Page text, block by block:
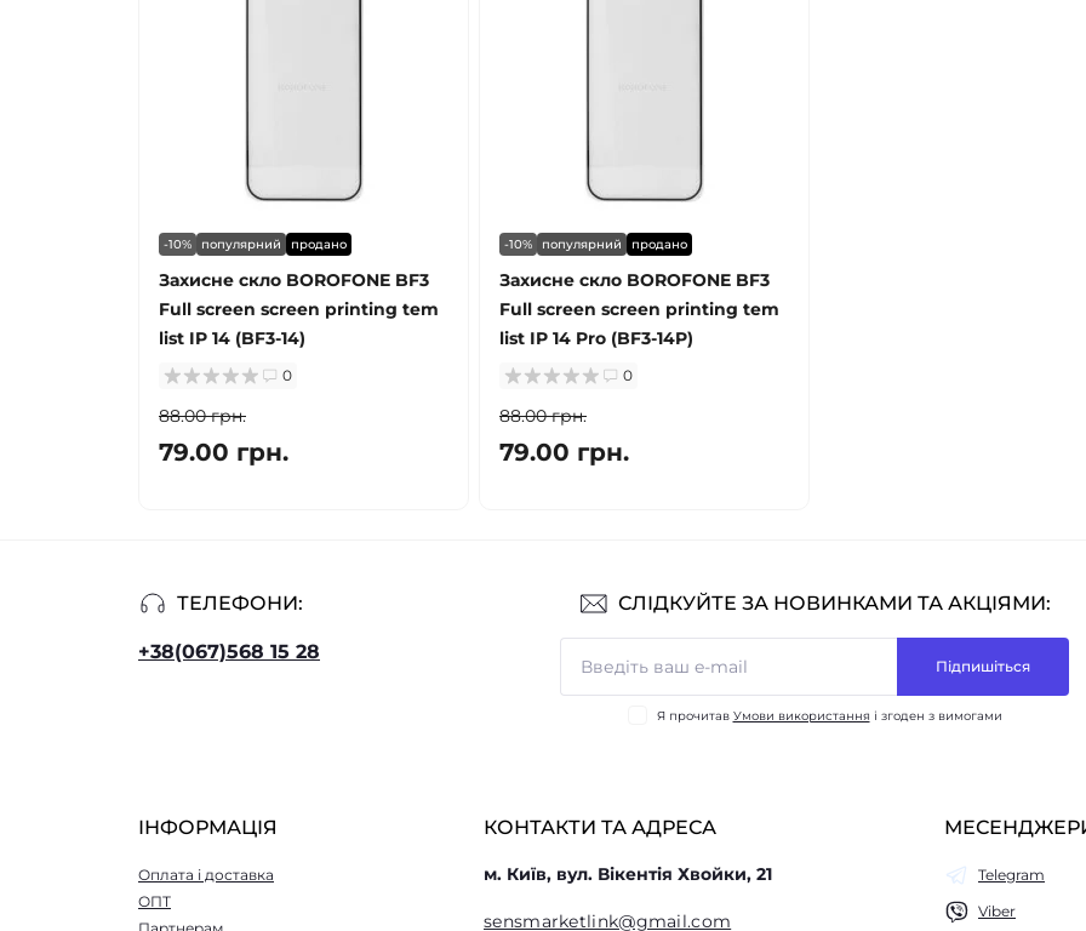
-10% популярний продано
Захисне скло BOROFONE BF3
Full screen screen printing tem
list IP 14 (BF3-14)
0
88.00 грн.
79.00 грн.
-10% популярний продано
Захисне скло BOROFONE BF3
Full screen screen printing tem
list IP 14 Pro (BF3-14P)
0
88.00 грн.
79.00 грн.
ТЕЛЕФОНИ:
+38(067)568 15 28
СЛІДКУЙТЕ ЗА НОВИНКАМИ ТА АКЦІЯМИ:
Підпишіться
Я прочитав Умови використання і згоден з вимогами
ІНФОРМАЦІЯ
Оплата і доставка
ОПТ
КОНТАКТИ ТА АДРЕСА
м. Київ, вул. Вікентія Хвойки, 21
sensmarketlink@gmail.com
Telegram
Viber